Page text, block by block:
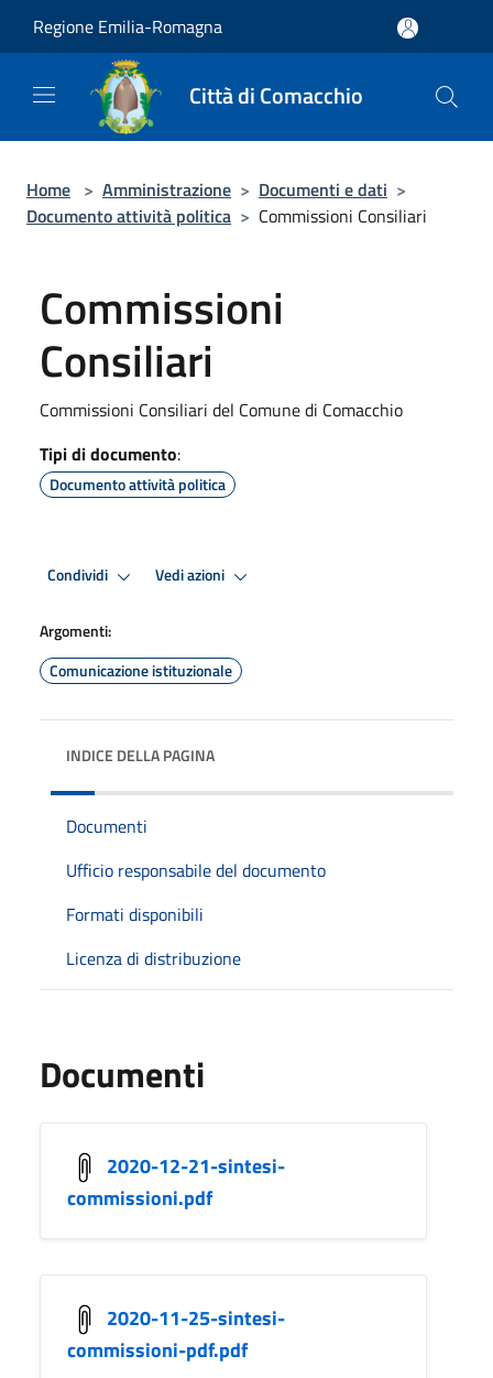
Regione Emilia-Romagna
Città di Comacchio
Home > Amministrazione > Documenti e dati >
Documento attività politica > Commissioni Consiliari
Commissioni
Consiliari
Commissioni Consiliari del Comune di Comacchio
Tipi di documento:
Documento attività politica
Condividi Vedi azioni
Argomenti:
Comunicazione istituzionale
INDICE DELLA PAGINA
Documenti
Ufficio responsabile del documento
Formati disponibili
Licenza di distribuzione
Documenti
2020-12-21-sintesi-
commissioni.pdf
2020-11-25-sintesi-
commissioni-pdf.pdf